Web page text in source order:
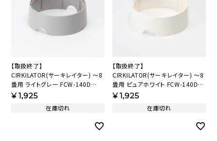
【取扱終了】
CIRKILATOR(サーキレイター) ～8
畳用 ライトグレー FCW-140D
(LGY )中ガード組品(LGY) 【KAP】
¥1,925
在庫切れ
【取扱終了】
CIRKILATOR(サーキレイター) ～8
畳用 ピュアホワイト FCW-140D
(PWH) 中ガード組品(PWH)
¥1,925
在庫切れ